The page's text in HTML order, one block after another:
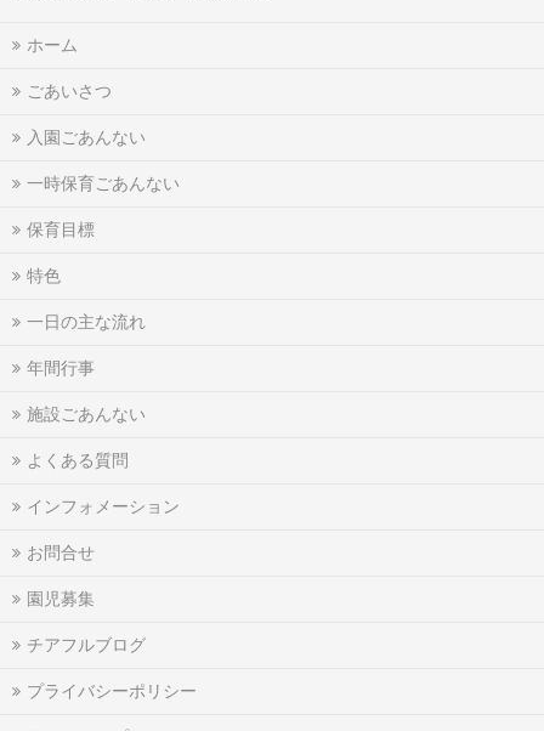
ホーム
ごあいさつ
入園ごあんない
一時保育ごあんない
保育目標
特色
一日の主な流れ
年間行事
施設ごあんない
よくある質問
インフォメーション
お問合せ
園児募集
チアフルブログ
プライバシーポリシー